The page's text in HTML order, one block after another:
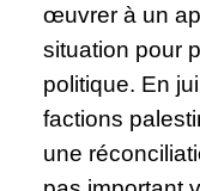
œuvrer à un
situation pour
politique. En
factions
une